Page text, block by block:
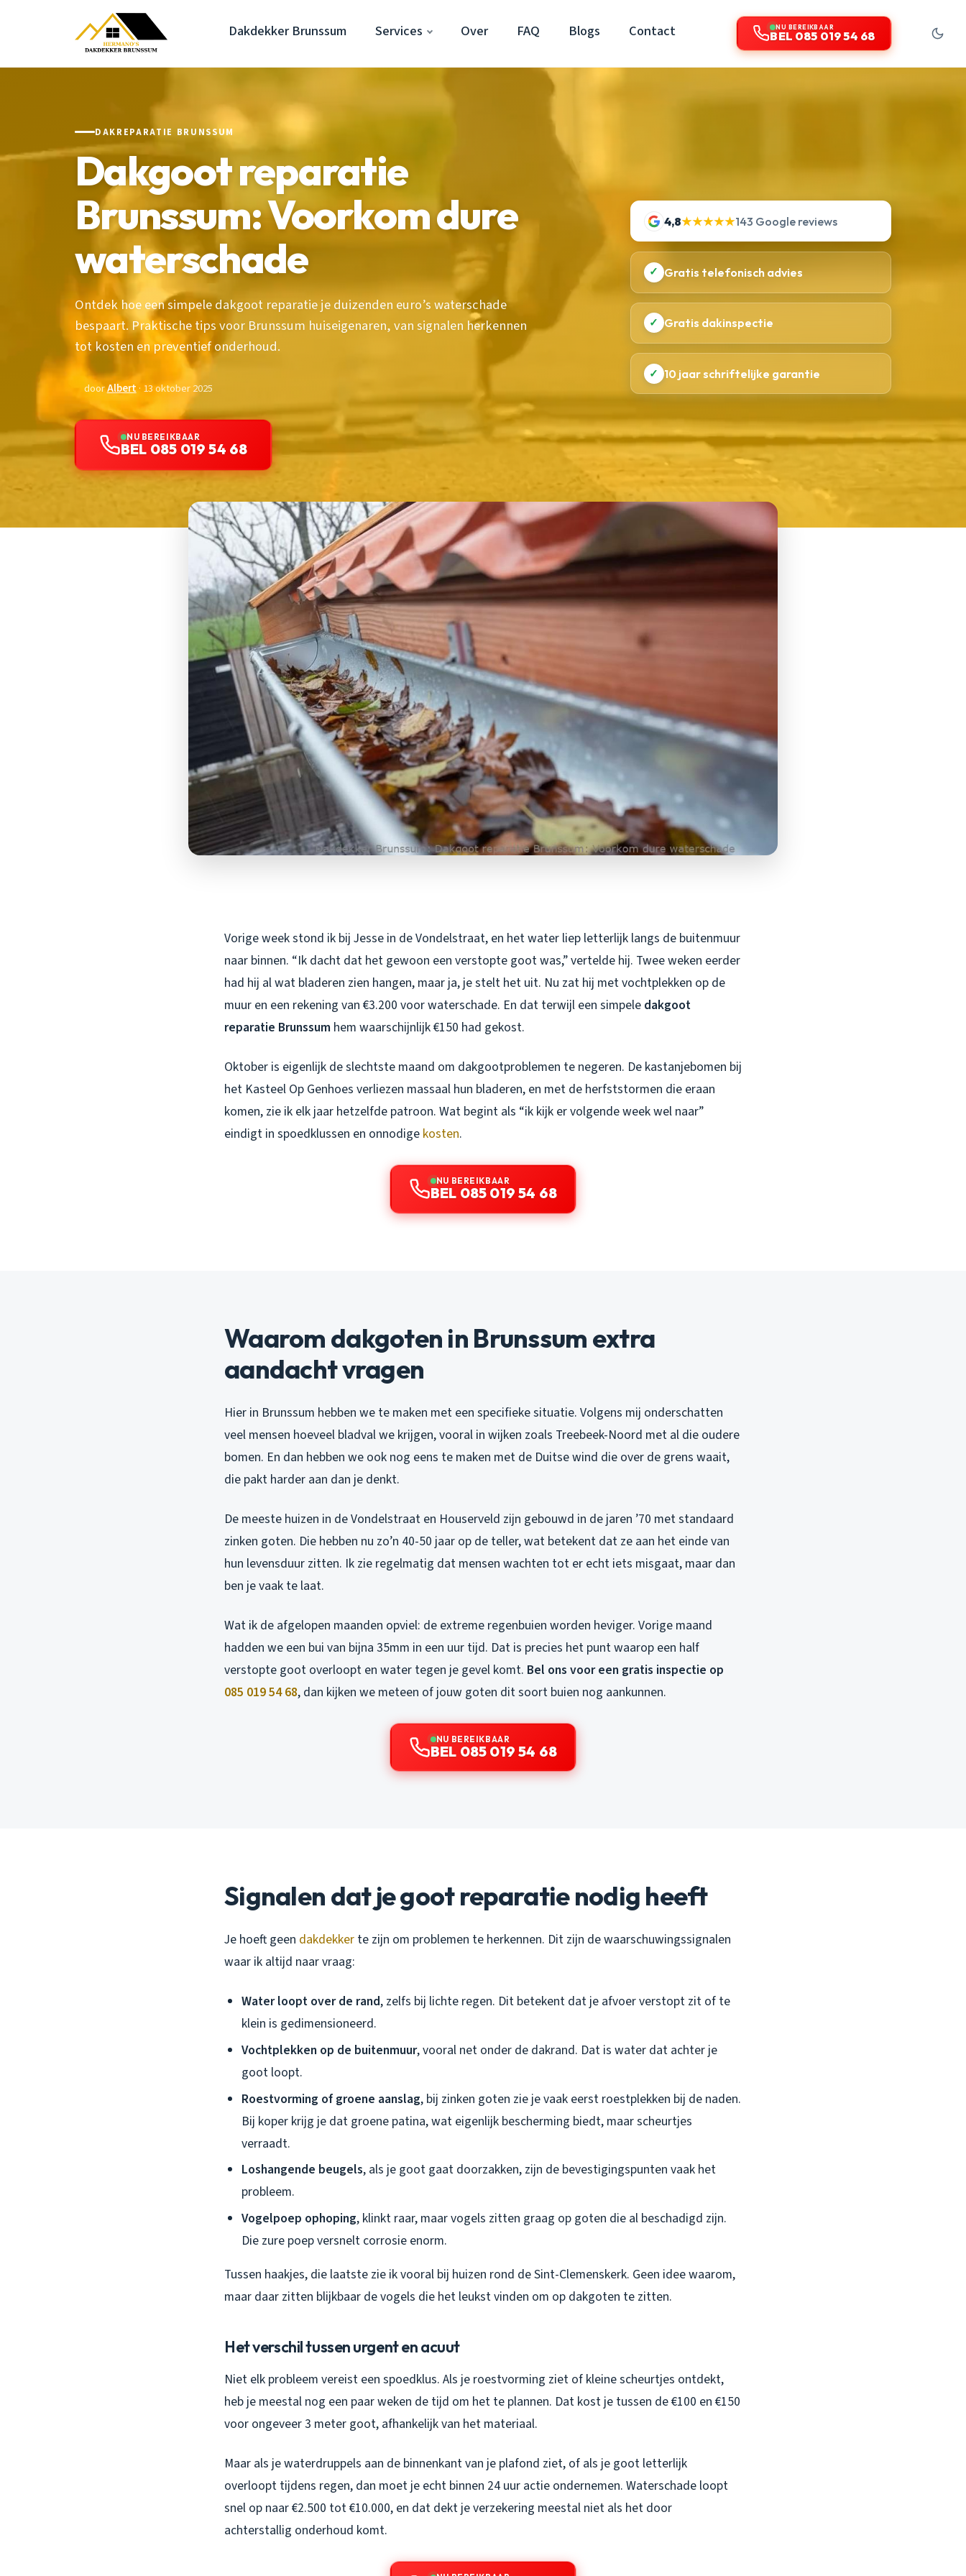
Dakdekker Brunssum Services Over FAQ Blogs Contact NU BEREIKBAAR
BEL 085 019 54 68
DAKREPARATIE BRUNSSUM
Dakgoot reparatie
Brunssum: Voorkom dure
waterschade
Ontdek hoe een simpele dakgoot reparatie je duizenden euro’s waterschade
bespaart. Praktische tips voor Brunssum huiseigenaren, van signalen herkennen
tot kosten en preventief onderhoud.
doorAlbert· 13 oktober 2025
NU BEREIKBAAR
BEL 085 019 54 68
4,8★★★★★143 Google reviews
✓ Gratis telefonisch advies
✓ Gratis dakinspectie
✓ 10 jaar schriftelijke garantie
Vorige week stond ik bij Jesse in de Vondelstraat, en het water liep letterlijk langs de buitenmuur
naar binnen. “Ik dacht dat het gewoon een verstopte goot was,” vertelde hij. Twee weken eerder
had hij al wat bladeren zien hangen, maar ja, je stelt het uit. Nu zat hij met vochtplekken op de
muur en een rekening van €3.200 voor waterschade. En dat terwijl een simpele dakgoot
reparatie Brunssum hem waarschijnlijk €150 had gekost.
Oktober is eigenlijk de slechtste maand om dakgootproblemen te negeren. De kastanjebomen bij
het Kasteel Op Genhoes verliezen massaal hun bladeren, en met de herfststormen die eraan
komen, zie ik elk jaar hetzelfde patroon. Wat begint als “ik kijk er volgende week wel naar”
eindigt in spoedklussen en onnodige kosten.
NU BEREIKBAAR
BEL 085 019 54 68
Waarom dakgoten in Brunssum extra
aandacht vragen
Hier in Brunssum hebben we te maken met een specifieke situatie. Volgens mij onderschatten
veel mensen hoeveel bladval we krijgen, vooral in wijken zoals Treebeek-Noord met al die oudere
bomen. En dan hebben we ook nog eens te maken met de Duitse wind die over de grens waait,
die pakt harder aan dan je denkt.
De meeste huizen in de Vondelstraat en Houserveld zijn gebouwd in de jaren ’70 met standaard
zinken goten. Die hebben nu zo’n 40-50 jaar op de teller, wat betekent dat ze aan het einde van
hun levensduur zitten. Ik zie regelmatig dat mensen wachten tot er echt iets misgaat, maar dan
ben je vaak te laat.
Wat ik de afgelopen maanden opviel: de extreme regenbuien worden heviger. Vorige maand
hadden we een bui van bijna 35mm in een uur tijd. Dat is precies het punt waarop een half
verstopte goot overloopt en water tegen je gevel komt. Bel ons voor een gratis inspectie op
085 019 54 68, dan kijken we meteen of jouw goten dit soort buien nog aankunnen.
NU BEREIKBAAR
BEL 085 019 54 68
Signalen dat je goot reparatie nodig heeft
Je hoeft geen dakdekker te zijn om problemen te herkennen. Dit zijn de waarschuwingssignalen
waar ik altijd naar vraag:
Water loopt over de rand, zelfs bij lichte regen. Dit betekent dat je afvoer verstopt zit of te
klein is gedimensioneerd.
Vochtplekken op de buitenmuur, vooral net onder de dakrand. Dat is water dat achter je
goot loopt.
Roestvorming of groene aanslag, bij zinken goten zie je vaak eerst roestplekken bij de naden.
Bij koper krijg je dat groene patina, wat eigenlijk bescherming biedt, maar scheurtjes
verraadt.
Loshangende beugels, als je goot gaat doorzakken, zijn de bevestigingspunten vaak het
probleem.
Vogelpoep ophoping, klinkt raar, maar vogels zitten graag op goten die al beschadigd zijn.
Die zure poep versnelt corrosie enorm.
Tussen haakjes, die laatste zie ik vooral bij huizen rond de Sint-Clemenskerk. Geen idee waarom,
maar daar zitten blijkbaar de vogels die het leukst vinden om op dakgoten te zitten.
Het verschil tussen urgent en acuut
Niet elk probleem vereist een spoedklus. Als je roestvorming ziet of kleine scheurtjes ontdekt,
heb je meestal nog een paar weken de tijd om het te plannen. Dat kost je tussen de €100 en €150
voor ongeveer 3 meter goot, afhankelijk van het materiaal.
Maar als je waterdruppels aan de binnenkant van je plafond ziet, of als je goot letterlijk
overloopt tijdens regen, dan moet je echt binnen 24 uur actie ondernemen. Waterschade loopt
snel op naar €2.500 tot €10.000, en dat dekt je verzekering meestal niet als het door
achterstallig onderhoud komt.